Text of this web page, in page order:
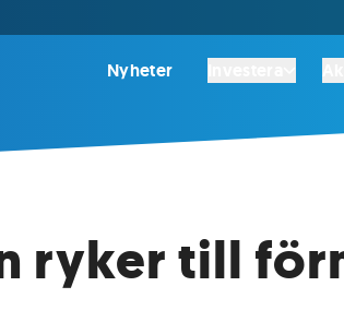
Nyheter
ryker till